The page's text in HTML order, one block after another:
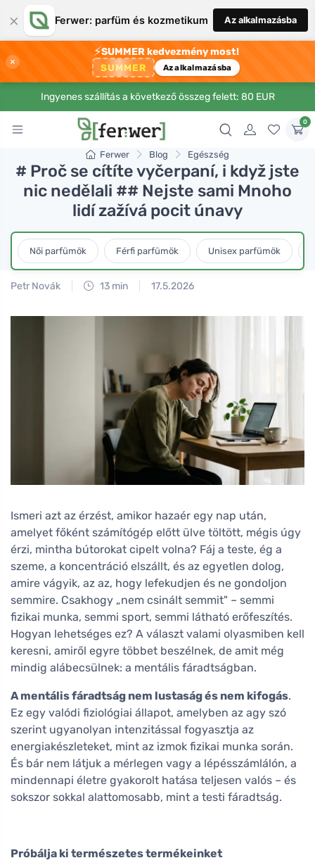
× Ferwer: parfüm és kozmetikum Az alkalmazásba
×
⚡SUMMER kedvezmény most!
SUMMER Az alkalmazásba
Ingyenes szállítás a következő összeg felett: 80 EUR
0
Ferwer Blog Egészség
# Proč se cítíte vyčerpaní, i když jste
nic nedělali ## Nejste sami Mnoho
lidí zažívá pocit únavy
Női parfümök Férfi parfümök Unisex parfümök
Petr Novák 13 min 17.5.2026
Ismeri azt az érzést, amikor hazaér egy nap után,
amelyet főként számítógép előtt ülve töltött, mégis úgy
érzi, mintha bútorokat cipelt volna? Fáj a teste, ég a
szeme, a koncentráció elszállt, és az egyetlen dolog,
amire vágyik, az az, hogy lefekudjen és ne gondoljon
semmire. Csakhogy „nem csinált semmit" – semmi
fizikai munka, semmi sport, semmi látható erőfeszítés.
Hogyan lehetséges ez? A választ valami olyasmiben kell
keresni, amiről egyre többet beszélnek, de amit még
mindig alábecsülnek: a mentális fáradtságban.
A mentális fáradtság nem lustaság és nem kifogás.
Ez egy valódi fiziológiai állapot, amelyben az agy szó
szerint ugyanolyan intenzitással fogyasztja az
energiakészleteket, mint az izmok fizikai munka során.
És bár nem látjuk a mérlegen vagy a lépésszámlálón, a
mindennapi életre gyakorolt hatása teljesen valós – és
sokszor sokkal alattomosabb, mint a testi fáradtság.
Próbálja ki természetes termékeinket